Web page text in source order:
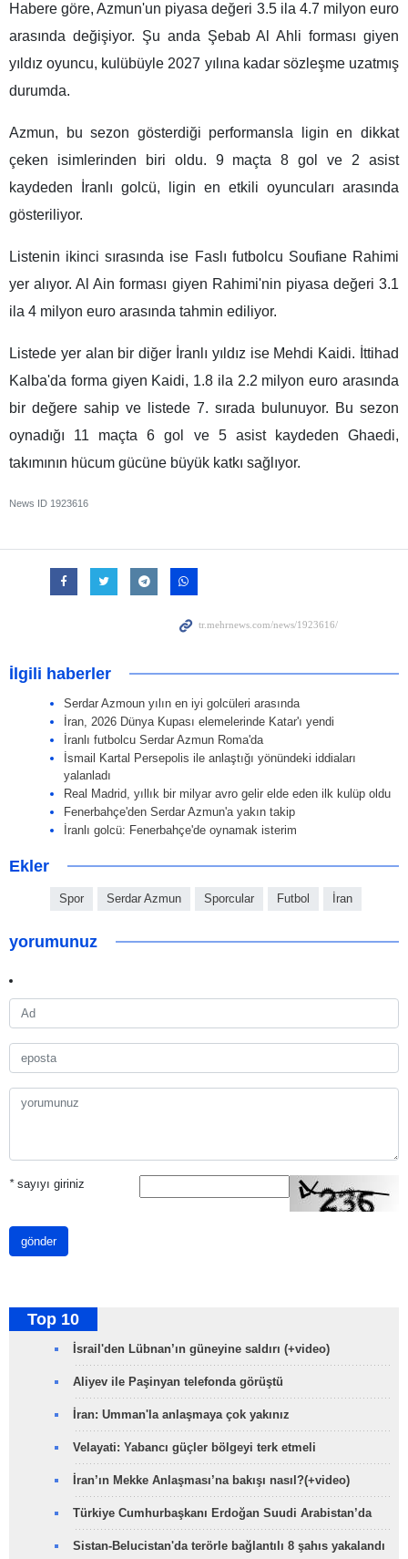
Habere göre, Azmun'un piyasa değeri 3.5 ila 4.7 milyon euro
arasında değişiyor. Şu anda Şebab Al Ahli forması giyen
yıldız oyuncu, kulübüyle 2027 yılına kadar sözleşme uzatmış
durumda.
Azmun, bu sezon gösterdiği performansla ligin en dikkat
çeken isimlerinden biri oldu. 9 maçta 8 gol ve 2 asist
kaydeden İranlı golcü, ligin en etkili oyuncuları arasında
gösteriliyor.
Listenin ikinci sırasında ise Faslı futbolcu Soufiane Rahimi
yer alıyor. Al Ain forması giyen Rahimi'nin piyasa değeri 3.1
ila 4 milyon euro arasında tahmin ediliyor.
Listede yer alan bir diğer İranlı yıldız ise Mehdi Kaidi. İttihad
Kalba'da forma giyen Kaidi, 1.8 ila 2.2 milyon euro arasında
bir değere sahip ve listede 7. sırada bulunuyor. Bu sezon
oynadığı 11 maçta 6 gol ve 5 asist kaydeden Ghaedi,
takımının hücum gücüne büyük katkı sağlıyor.
News ID 1923616
İlgili haberler
Serdar Azmoun yılın en iyi golcüleri arasında
İran, 2026 Dünya Kupası elemelerinde Katar'ı yendi
İranlı futbolcu Serdar Azmun Roma'da
İsmail Kartal Persepolis ile anlaştığı yönündeki iddiaları
yalanladı
Real Madrid, yıllık bir milyar avro gelir elde eden ilk kulüp oldu
Fenerbahçe'den Serdar Azmun'a yakın takip
İranlı golcü: Fenerbahçe'de oynamak isterim
Ekler
Spor Serdar Azmun Sporcular Futbol İran
yorumunuz
*sayıyı giriniz
gönder
Top 10
İsrail'den Lübnan’ın güneyine saldırı (+video)
Aliyev ile Paşinyan telefonda görüştü
İran: Umman'la anlaşmaya çok yakınız
Velayati: Yabancı güçler bölgeyi terk etmeli
İran’ın Mekke Anlaşması’na bakışı nasıl?(+video)
Türkiye Cumhurbaşkanı Erdoğan Suudi Arabistan’da
Sistan-Belucistan'da terörle bağlantılı 8 şahıs yakalandı